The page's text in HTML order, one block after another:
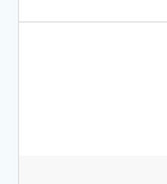
l’article